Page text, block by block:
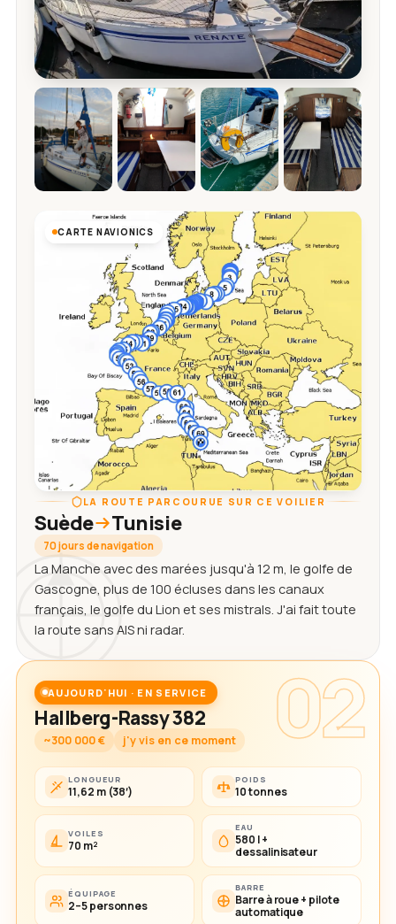
CARTE NAVIONICS
LA ROUTE PARCOURUE SUR CE VOILIER
Suède Tunisie
70 jours de navigation
La Manche avec des marées jusqu'à 12 m, le golfe de
Gascogne, plus de 100 écluses dans les canaux
français, le golfe du Lion et ses mistrals. J'ai fait toute
la route sans AIS ni radar.
02
AUJOURD'HUI · EN SERVICE
Hallberg-Rassy 382
~300 000 € j'y vis en ce moment
LONGUEUR
11,62 m (38′)
POIDS
10 tonnes
VOILES
70 m²
EAU
580 l +
dessalinisateur
ÉQUIPAGE
2–5 personnes
BARRE
Barre à roue + pilote
automatique